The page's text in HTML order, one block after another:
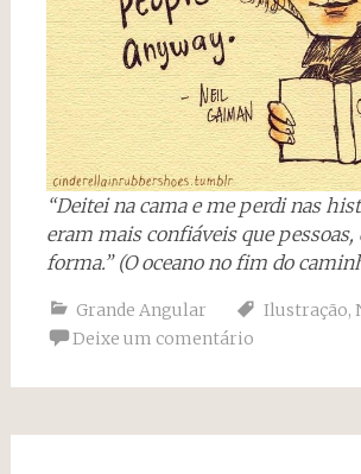
“Deitei na cama e me perdi nas
eram mais confiáveis que pessoas,
forma.” (O oceano no fim do
Grande Angular Ilustração,
Deixe um comentário